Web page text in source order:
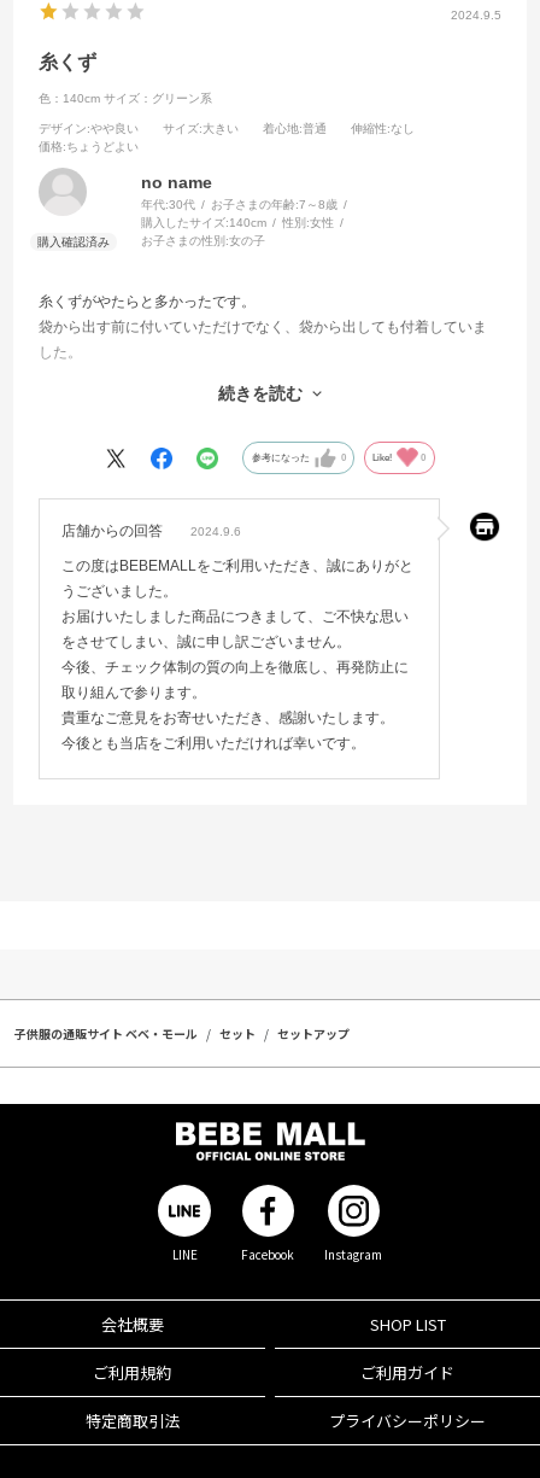
2024.9.5
糸くず
色：140cm サイズ：グリーン系
デザイン:やや良い サイズ:大きい 着心地:普通 伸縮性:なし
価格:ちょうどよい
no name
年代:30代 お子さまの年齢:7～8歳
購入したサイズ:140cm 性別:女性
お子さまの性別:女の子
糸くずがやたらと多かったです。
袋から出す前に付いていただけでなく、袋から出しても付着していま
した。
来年用に買ったので、着れないことはないので、糸くずを取り払っ
続きを読む
参考になった 0 Like! 0
店舗からの回答 2024.9.6
この度はBEBEMALLをご利用いただき、誠にありがと
うございました。
お届けいたしました商品につきまして、ご不快な思い
をさせてしまい、誠に申し訳ございません。
今後、チェック体制の質の向上を徹底し、再発防止に
取り組んで参ります。
貴重なご意見をお寄せいただき、感謝いたします。
今後とも当店をご利用いただければ幸いです。
子供服の通販サイト ベベ・モール セット セットアップ
LINE Facebook Instagram
会社概要 SHOP LIST
ご利用規約 ご利用ガイド
特定商取引法 プライバシーポリシー